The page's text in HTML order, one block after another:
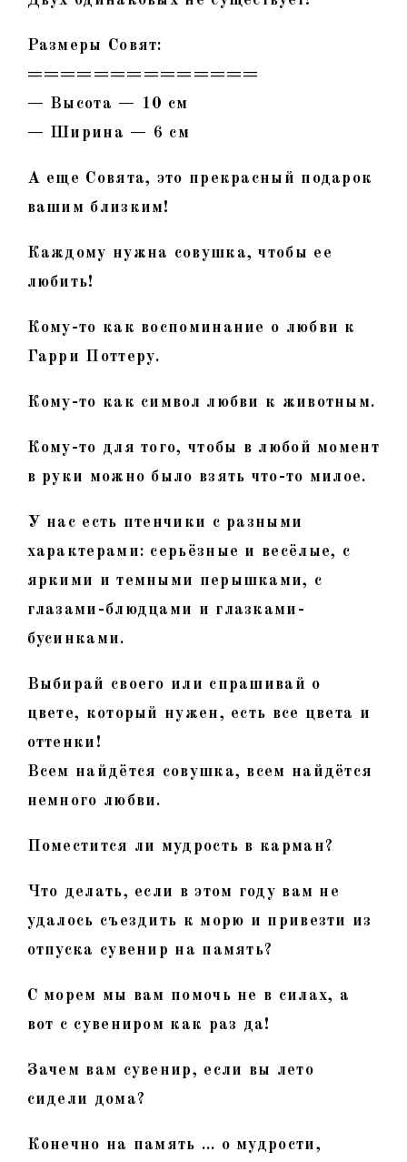
Размеры Совят:
==============
— Высота — 10 см
— Ширина — 6 см
А еще Совята, это прекрасный подарок
вашим близким!
Каждому нужна совушка, чтобы ее
любить!
Кому-то как воспоминание о любви к
Гарри Поттеру.
Кому-то как символ любви к животным.
Кому-то для того, чтобы в любой момент
в руки можно было взять что-то милое.
У нас есть птенчики с разными
характерами: серьёзные и весёлые, с
яркими и темными перышками, с
глазами-блюдцами и глазками-
бусинками.
Выбирай своего или спрашивай о
цвете, который нужен, есть все цвета и
оттенки!
Всем найдётся совушка, всем найдётся
немного любви.
Поместится ли мудрость в карман?
Что делать, если в этом году вам не
удалось съездить к морю и привезти из
отпуска сувенир на память?
С морем мы вам помочь не в силах, а
вот с сувениром как раз да!
Зачем вам сувенир, если вы лето
сидели дома?
Конечно на память … о мудрости,